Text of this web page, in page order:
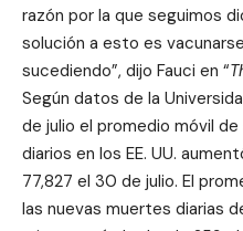
razón por la que seguimos
solución a esto es
sucediendo”, dijo Fauci en “
Según datos de la
de julio el promedio móvil
diarios en los EE. UU.
77,827 el 30 de julio. El
las nuevas muertes diarias